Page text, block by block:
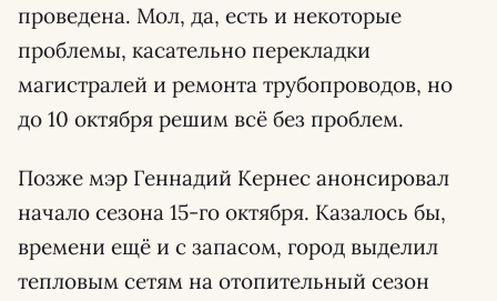
проведена. Мол, да, есть и некоторые
проблемы, касательно перекладки
магистралей и ремонта трубопроводов, но
до 10 октября решим всё без проблем.
Позже мэр Геннадий Кернес анонсировал
начало сезона 15-го октября. Казалось бы,
времени ещё и с запасом, город выделил
тепловым сетям на отопительный сезон